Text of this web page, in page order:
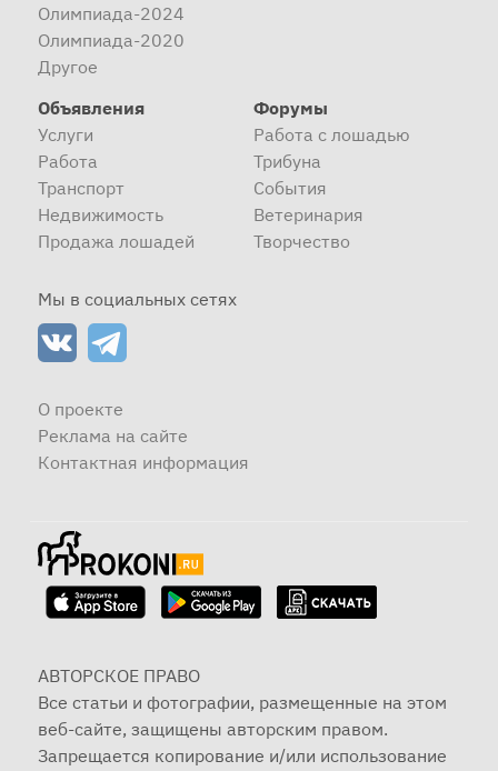
Олимпиада-2024
Олимпиада-2020
Другое
Объявления
Услуги
Работа
Транспорт
Недвижимость
Продажа лошадей
Форумы
Работа с лошадью
Трибуна
События
Ветеринария
Творчество
Мы в социальных сетях
О проекте
Реклама на сайте
Контактная информация
АВТОРСКОЕ ПРАВО
Все статьи и фотографии, размещенные на этом
веб-сайте, защищены авторским правом.
Запрещается копирование и/или использование